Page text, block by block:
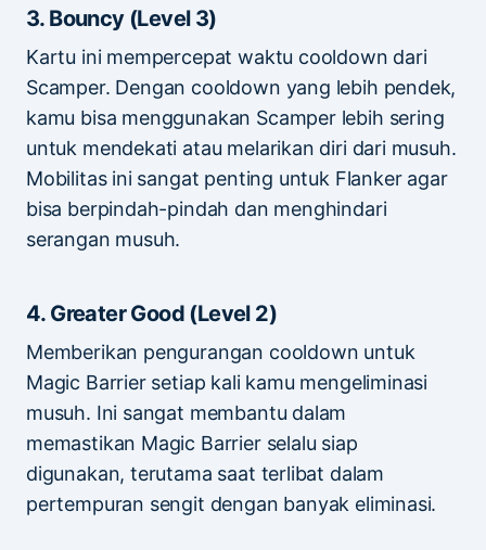
3. Bouncy (Level 3)
Kartu ini mempercepat waktu cooldown dari
Scamper. Dengan cooldown yang lebih pendek,
kamu bisa menggunakan Scamper lebih sering
untuk mendekati atau melarikan diri dari musuh.
Mobilitas ini sangat penting untuk Flanker agar
bisa berpindah-pindah dan menghindari
serangan musuh.
4. Greater Good (Level 2)
Memberikan pengurangan cooldown untuk
Magic Barrier setiap kali kamu mengeliminasi
musuh. Ini sangat membantu dalam
memastikan Magic Barrier selalu siap
digunakan, terutama saat terlibat dalam
pertempuran sengit dengan banyak eliminasi.